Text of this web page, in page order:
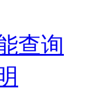
查询